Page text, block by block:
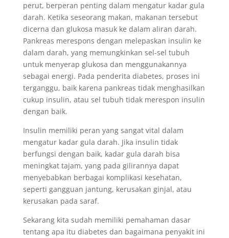
perut, berperan penting dalam mengatur kadar gula
darah. Ketika seseorang makan, makanan tersebut
dicerna dan glukosa masuk ke dalam aliran darah.
Pankreas merespons dengan melepaskan insulin ke
dalam darah, yang memungkinkan sel-sel tubuh
untuk menyerap glukosa dan menggunakannya
sebagai energi. Pada penderita diabetes, proses ini
terganggu, baik karena pankreas tidak menghasilkan
cukup insulin, atau sel tubuh tidak merespon insulin
dengan baik.
Insulin memiliki peran yang sangat vital dalam
mengatur kadar gula darah. Jika insulin tidak
berfungsi dengan baik, kadar gula darah bisa
meningkat tajam, yang pada gilirannya dapat
menyebabkan berbagai komplikasi kesehatan,
seperti gangguan jantung, kerusakan ginjal, atau
kerusakan pada saraf.
Sekarang kita sudah memiliki pemahaman dasar
tentang apa itu diabetes dan bagaimana penyakit ini